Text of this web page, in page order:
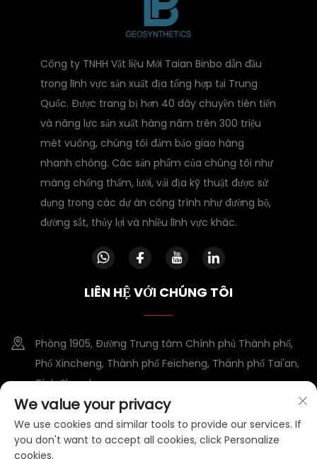
Công ty TNHH Vật liệu Mới Taian Binbo dẫn đầu
trong lĩnh vực sản xuất địa tổng hợp tại Trung
Quốc. Được trang bị hơn 40 dây chuyền tiên tiến
và năng lực sản xuất hàng năm trên 300 triệu
mét vuông, chúng tôi đảm bảo giao hàng
nhanh chóng. Các sản phẩm của chúng tôi như
màng chống thấm, lưới, vải địa kỹ thuật được sử
dụng trong các dự án công trình như đường bộ,
đường sắt, thủy lợi và nhiều lĩnh vực khác.
LIÊN HỆ VỚI CHÚNG TÔI
Phòng 1905, Đường Trung tâm Chính phủ Thành phố,
Phố Xincheng, Thành phố Feicheng, Thành phố Tai'an,
Tỉnh Shandong
+86-15953807388
[email protected]
We value your privacy
We use cookies and similar tools to provide our services. If
you don't want to accept all cookies, click Personalize
cookies.